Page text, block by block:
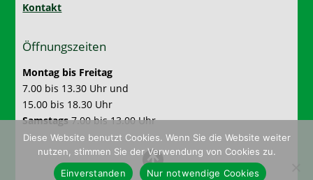
Kontakt
Öffnungszeiten
Montag bis Freitag
7.00 bis 13.30 Uhr und
15.00 bis 18.30 Uhr
Samstags7.00 bis 13.00 Uhr
Diese Website benutzt Cookies. Wenn Sie die Website weiter
nutzen, stimmen Sie der Verwendung von Cookies zu.
Einverstanden
Nur notwendige Cookies